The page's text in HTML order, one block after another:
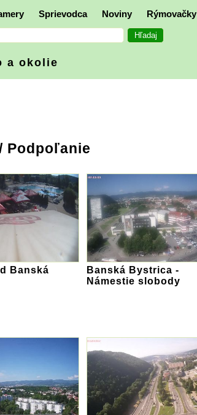
Sprievodca Noviny Rýmovačky
a okolie
Podpoľanie
Banská
Banská Bystrica -
Námestie slobody